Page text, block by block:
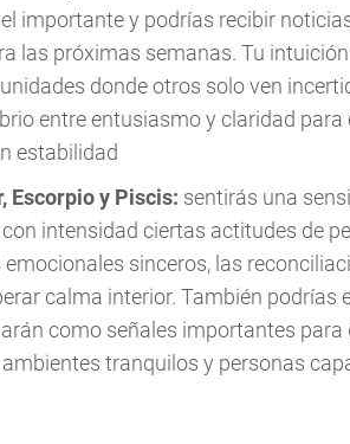
importante y podrías recibir
las próximas semanas. Tu
donde otros solo ven
entre entusiasmo y claridad
estabilidad
Escorpio y Piscis: sentirás una
intensidad ciertas actitudes de
sinceros, las
calma interior. También podrías
como señales importantes
tranquilos y personas